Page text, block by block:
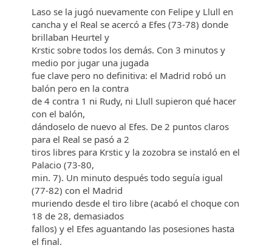
Laso se la jugó nuevamente con Felipe y Llull en
cancha y el Real se acercó a Efes (73-78) donde
brillaban Heurtel y
Krstic sobre todos los demás. Con 3 minutos y
medio por jugar una jugada
fue clave pero no definitiva: el Madrid robó un
balón pero en la contra
de 4 contra 1 ni Rudy, ni Llull supieron qué hacer
con el balón,
dándoselo de nuevo al Efes. De 2 puntos claros
para el Real se pasó a 2
tiros libres para Krstic y la zozobra se instaló en el
Palacio (73-80,
min. 7). Un minuto después todo seguía igual
(77-82) con el Madrid
muriendo desde el tiro libre (acabó el choque con
18 de 28, demasiados
fallos) y el Efes aguantando las posesiones hasta
el final.